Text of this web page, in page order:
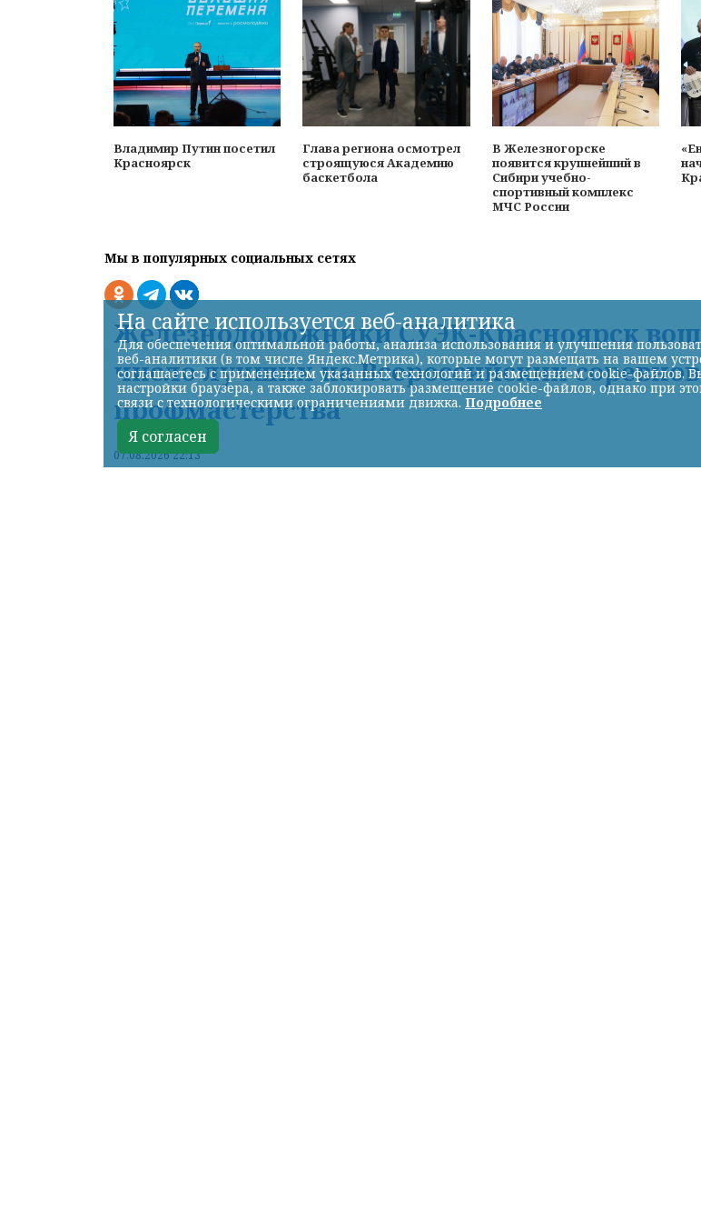
Владимир Путин посетил
Красноярск
Глава региона осмотрел
строящуюся Академию
баскетбола
В Железногорске
появится крупнейший в
Сибири учебно-
спортивный комплекс
МЧС России
Мы в популярных социальных сетях
Железнодорожники СУЭК-Красноярск
число лучших на Всероссийских
профмастерства
07.08.2026 22:13
На сайте используется веб-аналитика
Для обеспечения оптимальной работы, анализа использования и улучшения
веб-аналитики (в том числе Яндекс.Метрика), которые могут размещать на вашем
соглашаетесь с применением указанных технологий и размещением cookie-файлов.
настройки браузера, а также заблокировать размещение cookie-файлов, однако при
связи с технологическими ограничениями движка. Подробнее
Я согласен